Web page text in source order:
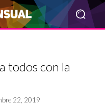
todos con la
22, 2019